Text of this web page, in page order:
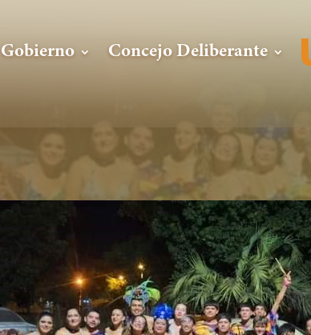
Gobierno Concejo Deliberante